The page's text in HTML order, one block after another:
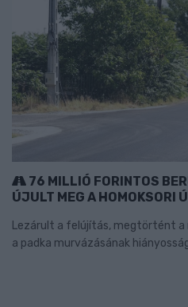
76 MILLIÓ FORINTOS
ÚJULT MEG A HOMOKSORI
Lezárult a felújítás, megtörtént a
a padka murvázásának